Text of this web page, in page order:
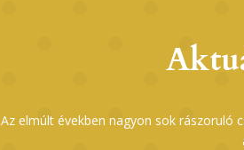
Az elmúlt években nagyon sok rászoruló